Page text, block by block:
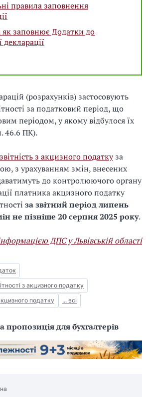
правила заповнення
як заповнює Додатки до
(розрахунків) застосовують
за податковий період, що
періодом, у якому відбулося їх
46.6 ПК).
з акцизного податкуза
з урахуванням змін, внесених
до контролюючого органу
платника акцизного податку
за звітний період липень
не пізніше 20 серпня 2025 року.
ДПС у Львівській області
з акцизного податку
податку
... всі
пропозиція для бухгалтерів